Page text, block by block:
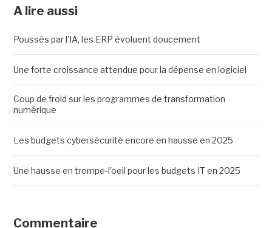
A lire aussi
Poussés par l'IA, les ERP évoluent doucement
Une forte croissance attendue pour la dépense en logiciel
Coup de froid sur les programmes de transformation
numérique
Les budgets cybersécurité encore en hausse en 2025
Une hausse en trompe-l'oeil pour les budgets IT en 2025
Commentaire